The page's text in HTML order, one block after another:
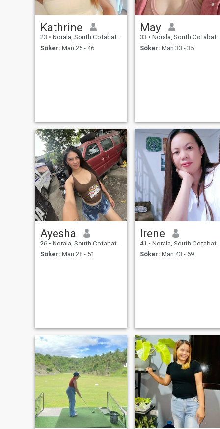
Kathrine
23 • Norala, South Cotabato, Filippinerna
Söker: Man 25 - 46
May
33 • Norala, South Cotabato, Filippinerna
Söker: Man 33 - 35
Ayesha
26 • Norala, South Cotabato, Filippinerna
Söker: Man 28 - 51
Irene
41 • Norala, South Cotabato, Filippinerna
Söker: Man 43 - 69